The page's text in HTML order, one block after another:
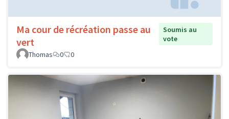
Ma cour de récréation passe au
vert
Soumis au
vote
Thomas
0 0